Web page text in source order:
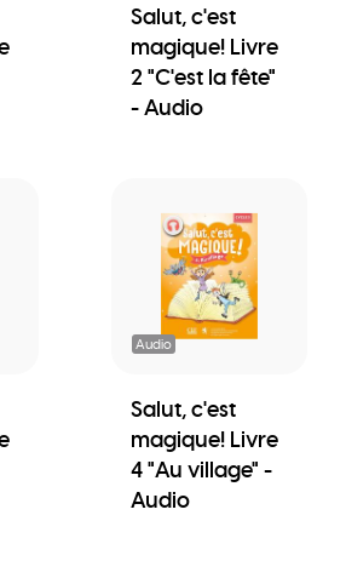
Salut, c'est
magique! Livre
2 "C'est la fête"
- Audio
Audio
Salut, c'est
magique! Livre
4 "Au village" -
Audio